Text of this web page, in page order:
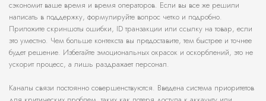
сэкономит ваше время и время операторов. Если вы все же решили
написать в поддержку, формулируйте вопрос четко и подробно.
Приложите скриншоты ошибки, ID транзакции или ссылку на товар, если
это уместно. Чем больше контекста вы предоставите, тем быстрее и точнее
будет решение. Избегайте эмоциональных окрасок и оскорблений, это не
ускорит процесс, а лишь раздражает персонал.
Каналы связи постоянно совершенствуются. Введена система приоритетов